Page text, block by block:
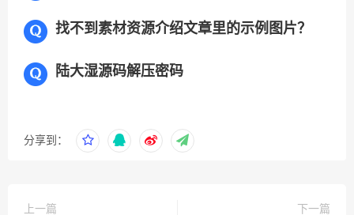
找不到素材资源介绍文章里的示例图片？
陆大湿源码解压密码
分享到：
上一篇
下一篇